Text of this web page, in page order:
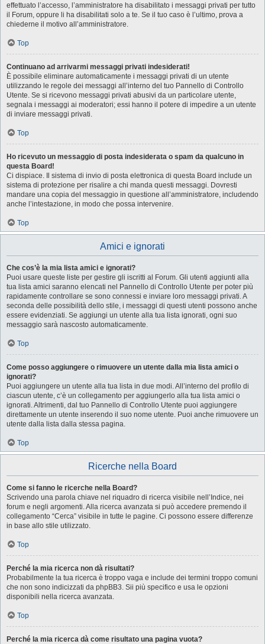
effettuato l’accesso, l’amministratore ha disabilitato i messaggi privati per tutto
il Forum, oppure li ha disabilitati solo a te. Se il tuo caso è l’ultimo, prova a
chiederne il motivo all’amministratore.
Top
Continuano ad arrivarmi messaggi privati indesiderati!
È possibile eliminare automaticamente i messaggi privati ​​di un utente
utilizzando le regole dei messaggi all’interno del tuo Pannello di Controllo
Utente. Se si ricevono messaggi privati ​​abusivi da un particolare utente,
segnala i messaggi ai moderatori; essi hanno il potere di impedire a un utente
di inviare messaggi privati​​.
Top
Ho ricevuto un messaggio di posta indesiderata o spam da qualcuno in
questa Board!
Ci dispiace. Il sistema di invio di posta elettronica di questa Board include un
sistema di protezione per risalire a chi manda questi messaggi. Dovresti
mandare una copia del messaggio in questione all’amministratore, includendo
anche l’intestazione, in modo che possa intervenire.
Top
Amici e ignorati
Che cos’è la mia lista amici e ignorati?
Puoi usare queste liste per gestire gli iscritti al Forum. Gli utenti aggiunti alla
tua lista amici saranno elencati nel Pannello di Controllo Utente per poter più
rapidamente controllare se sono connessi e inviare loro messaggi privati. A
seconda delle possibilità dello stile, i messaggi di questi utenti possono anche
essere evidenziati. Se aggiungi un utente alla tua lista ignorati, ogni suo
messaggio sarà nascosto automaticamente.
Top
Come posso aggiungere o rimuovere un utente dalla mia lista amici o
ignorati?
Puoi aggiungere un utente alla tua lista in due modi. All’interno del profilo di
ciascun utente, c’è un collegamento per aggiungerlo alla tua lista amici o
ignorati. Altrimenti, dal tuo Pannello di Controllo Utente puoi aggiungere
direttamente un utente inserendo il suo nome utente. Puoi anche rimuovere un
utente dalla lista dalla stessa pagina.
Top
Ricerche nella Board
Come si fanno le ricerche nella Board?
Scrivendo una parola chiave nel riquadro di ricerca visibile nell’Indice, nei
forum e negli argomenti. Alla ricerca avanzata si può accedere premendo il
collegamento “Cerca” visibile in tutte le pagine. Ci possono essere differenze
in base allo stile utilizzato.
Top
Perché la mia ricerca non dà risultati?
Probabilmente la tua ricerca è troppo vaga e include dei termini troppo comuni
che non sono indicizzati da phpBB3. Sii più specifico e usa le opzioni
disponibili nella ricerca avanzata.
Top
Perché la mia ricerca dà come risultato una pagina vuota?